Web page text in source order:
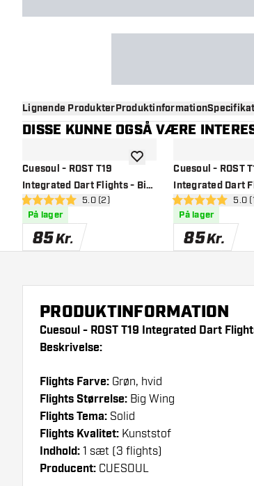
Lignende ProdukterProduktinformation
DISSE KUNNE OGSÅ VÆRE
Cuesoul - ROST T19
Integrated Dart Flights - Big
Wing - Green Clearåbn anmeldelsespanel
5 bedømmelsesstjerner
5.0 (2)
På lager
85Kr.
tilføje til ønskeliste
Cuesoul - ROST
Integrated Dart
Wing - Red White
åbn
5 5.0
På lager
85Kr.
PRODUKTINFORMATION
Cuesoul - ROST T19 Integrated Dart
Beskrivelse:
Flights Farve: Grøn, hvid
Flights Størrelse: Big Wing
Flights Tema: Solid
Flights Kvalitet: Kunststof
Indhold: 1 sæt (3 flights)
Producent: CUESOUL